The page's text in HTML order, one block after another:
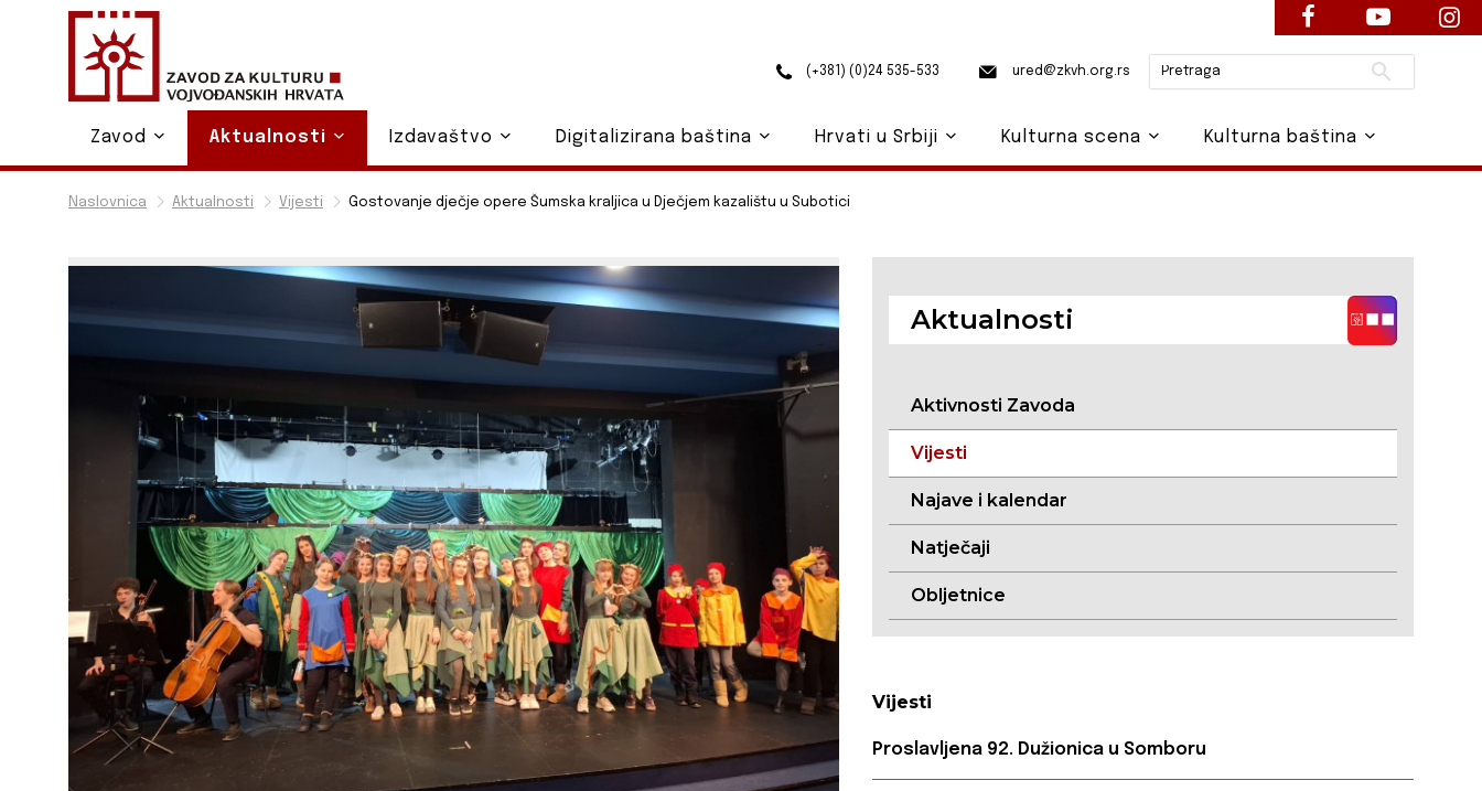
Naslovnica Aktualnosti Vijesti Gostovanje dječje opere Šumska kraljica u Dječjem kazalištu u Subotici
Aktualnosti
Aktivnosti Zavoda
Vijesti
Najave i kalendar
Natječaji
Obljetnice
Vijesti
Proslavljena 92. Dužionica u Somboru
(+381) (0)24 535-533 ured@zkvh.org.rs Pretraži
Zavod Aktualnosti Izdavaštvo Digitalizirana baština Hrvati u Srbiji Kulturna scena Kulturna baština